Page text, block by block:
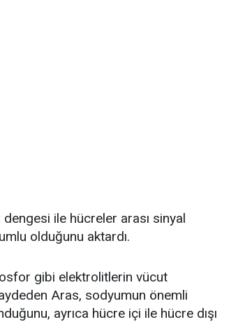
ile hücreler arası sinyal
olduğunu aktardı.
gibi elektrolitlerin vücut
Aras, sodyumun önemli
ayrıca hücre içi ile hücre dışı